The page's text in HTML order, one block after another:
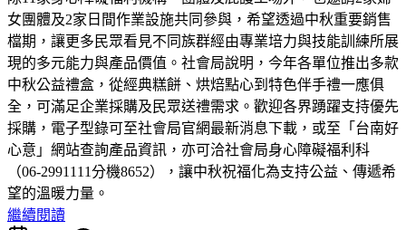
女團體及2家日間作業設施共同參與，希望透過中秋重要銷售
檔期，讓更多民眾看見不同族群經由專業培力與技能訓練所展
現的多元能力與產品價值。社會局說明，今年各單位推出多款
中秋公益禮盒，從經典糕餅、烘焙點心到特色伴手禮一應俱
全，可滿足企業採購及民眾送禮需求。歡迎各界踴躍支持優先
採購，電子型錄可至社會局官網最新消息下載，或至「台南好
心意」網站查詢產品資訊，亦可洽社會局身心障礙福利科
（06-2991111分機8652），讓中秋祝福化為支持公益、傳遞希
望的溫暖力量。
繼續閱讀